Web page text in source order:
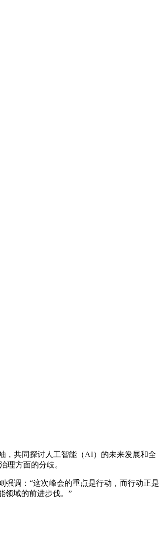
，共同探讨人工智能（AI）的未来发展和全
理方面的分歧。
调：“这次峰会的重点是行动，而行动正是
领域的前进步伐。”